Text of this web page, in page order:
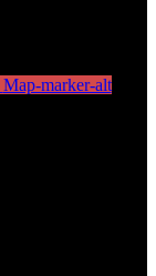
Map-marker-alt